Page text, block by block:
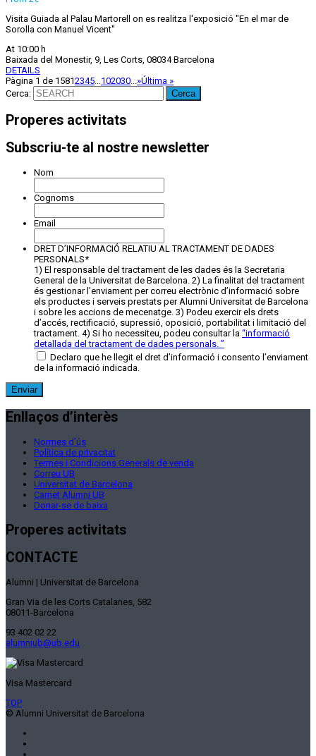
Visita Guiada al Palau Martorell on es realitza l'exposició "En el mar de
Sorolla con Manuel Vicent"
At 10:00 h
Baixada del Monestir, 9, Les Corts, 08034 Barcelona
DETAILS
Pàgina 1 de 15812345 102030 »Última »
Cerca:
Properes activitats
Subscriu-te al nostre newsletter
Nom
Cognoms
Email
DRET D’INFORMACIÓ RELATIU AL TRACTAMENT DE DADES
PERSONALS*
1) El responsable del tractament de les dades és la Secretaria
General de la Universitat de Barcelona. 2) La finalitat del tractament
és gestionar l’enviament per correu electrònic d’informació sobre
els productes i serveis prestats per Alumni Universitat de Barcelona
i sobre les accions de mecenatge. 3) Podeu exercir els drets
d’accés, rectificació, supressió, oposició, portabilitat i limitació del
tractament. 4) Si ho necessiteu, podeu consultar la “informació
detallada del tractament de dades personals. ”
Declaro que he llegit el dret d’informació i consento l’enviament
de la informació indicada.
Enllaços d’interès
Normes d’ús
Política de privacitat
Termes i Condicions Generals de venda
Correu UB
Universitat de Barcelona
Carnet Alumni UB
Donar-se de baixa
Properes activitats
CONTACTE
Alumni | Universitat de Barcelona
Gran Via de les Corts Catalanes, 582
08011-Barcelona
93 402 02 22
alumniub@ub.edu
Visa Mastercard
TOP
© Alumni Universitat de Barcelona